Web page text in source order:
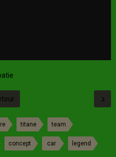
titane team
concept car legend